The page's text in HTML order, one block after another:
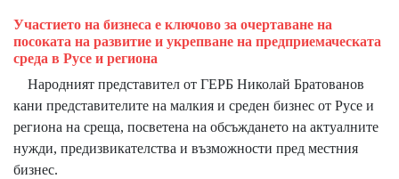
Участието на бизнеса е ключово за очертаване на
посоката на развитие и укрепване на предприемаческата
среда в Русе и региона
Народният представител от ГЕРБ Николай Братованов
кани представителите на малкия и среден бизнес от Русе и
региона на среща, посветена на обсъждането на актуалните
нужди, предизвикателства и възможности пред местния
бизнес.